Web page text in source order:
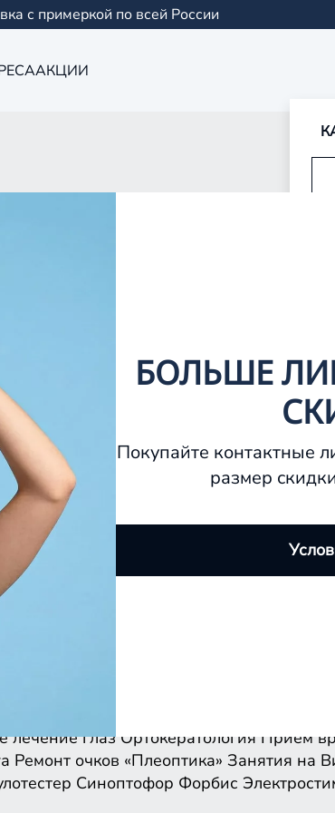
с примеркой по всей России
АКЦИИ
в
и
глаз
Ремонт очков «Плеоптика» Занятия на
лечение глаз Ортокератология Прием
Ремонт очков «Плеоптика» Занятия на
Синоптофор Форбис
БОЛЬШЕ
Покупайте контактные
размер